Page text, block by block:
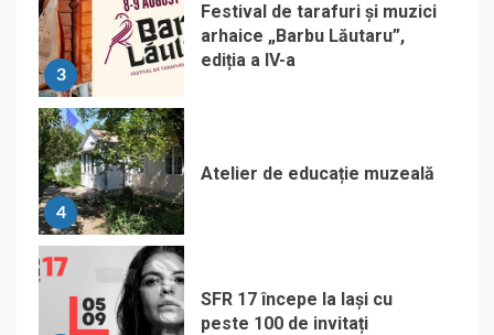
3
Festival de tarafuri și muzici
arhaice „Barbu Lăutaru”,
ediția a IV-a
4
Atelier de educație muzeală
SFR 17 începe la Iași cu
peste 100 de invitați